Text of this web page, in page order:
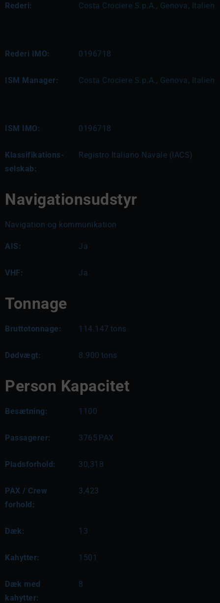
Rederi: Costa Crociere S.p.A., Genova, Italien
Rederi IMO: 0196718
ISM Manager: Costa Crociere S.p.A., Genova, Italien
ISM IMO: 0196718
Klassifikations-
selskab:
Registro Italiano Navale (IACS)
Navigationsudstyr
Navigation og kommunikation
AIS: Ja
VHF: Ja
Tonnage
Bruttotonnage: 114.147 tons
Dødvægt: 8.900 tons
Person Kapacitet
Besætning: 1100
Passagerer: 3765 PAX
Pladsforhold: 30,318
PAX / Crew
forhold:
3,423
Dæk: 13
Kahytter: 1501
Dæk med
kahytter:
8